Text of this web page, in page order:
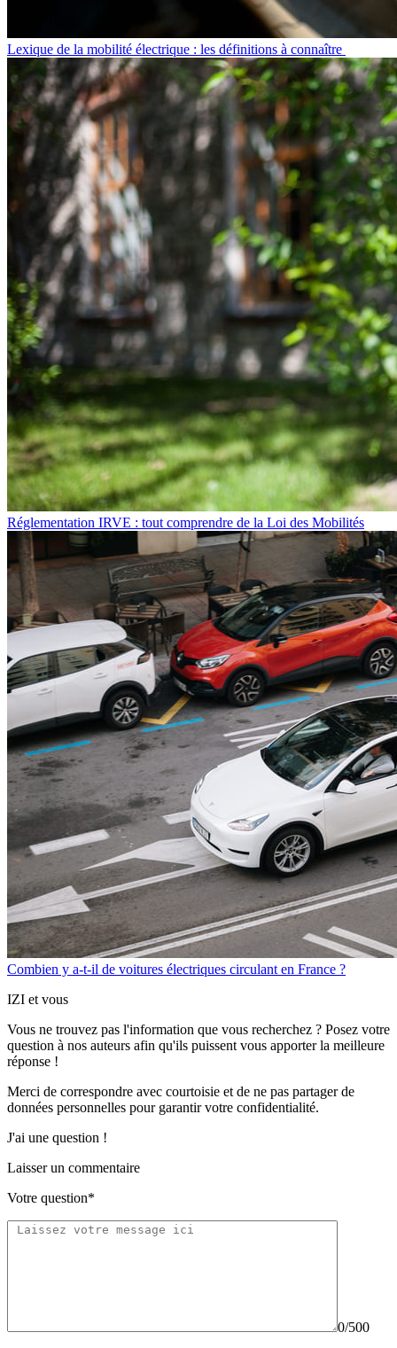
Lexique de la mobilité électrique : les définitions à connaître
Réglementation IRVE : tout comprendre de la Loi des Mobilités
Combien y a-t-il de voitures électriques circulant en France ?
IZI et vous
Vous ne trouvez pas l'information que vous recherchez ? Posez votre
question à nos auteurs afin qu'ils puissent vous apporterla meilleure
réponse !
Merci de correspondre avec courtoisie et de ne pas partagerde
données personnelles pour garantir votre confidentialité.
J'ai une question !
Laisser un commentaire
Votre question*
0/500